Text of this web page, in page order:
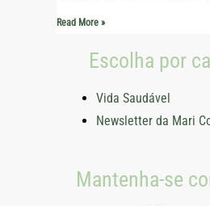
Read More »
Escolha por
Vida Saudável
Newsletter da Mari
Mantenha-se